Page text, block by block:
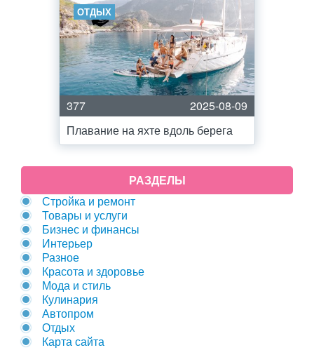
ОТДЫХ
377
2025-08-09
Плавание на яхте вдоль берега
РАЗДЕЛЫ
Стройка и ремонт
Товары и услуги
Бизнес и финансы
Интерьер
Разное
Красота и здоровье
Мода и стиль
Кулинария
Автопром
Отдых
Карта сайта